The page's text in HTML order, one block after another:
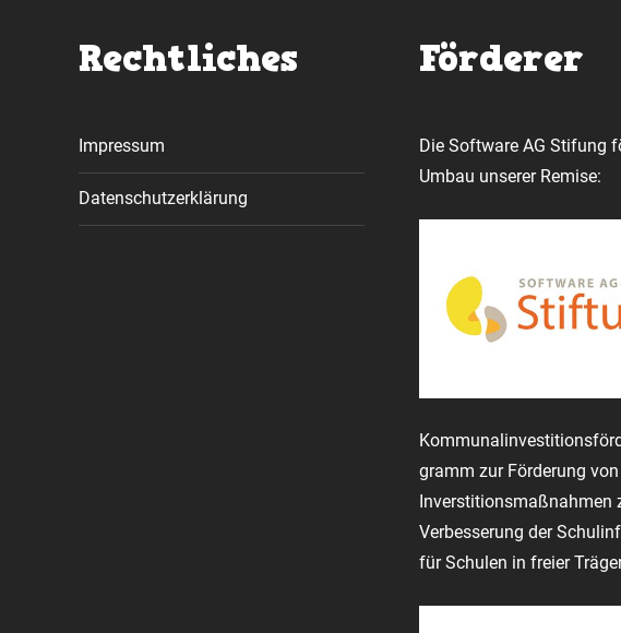
Rechtliches
Impressum
Datenschutzerklärung
Förderer
Die Software AG Stifung
Umbau unserer Remise:
gramm zur Förderung von
Inverstitionsmaßnahmen
Verbesserung der
für Schulen in freier